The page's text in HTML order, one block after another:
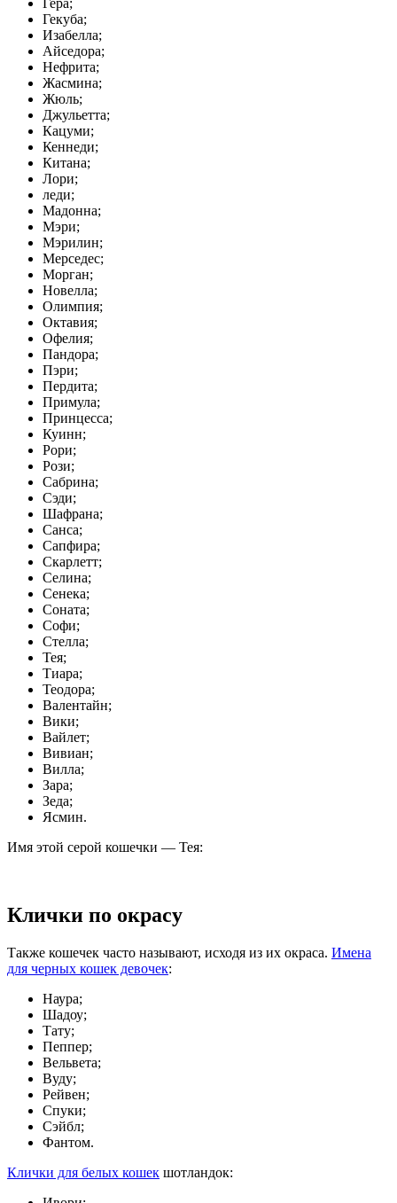
Гера;
Гекуба;
Изабелла;
Айседора;
Нефрита;
Жасмина;
Жюль;
Джульетта;
Кацуми;
Кеннеди;
Китана;
Лори;
леди;
Мадонна;
Мэри;
Мэрилин;
Мерседес;
Морган;
Новелла;
Олимпия;
Октавия;
Офелия;
Пандора;
Пэри;
Пердита;
Примула;
Принцесса;
Куинн;
Рори;
Рози;
Сабрина;
Сэди;
Шафрана;
Санса;
Сапфира;
Скарлетт;
Селина;
Сенека;
Соната;
Софи;
Стелла;
Тея;
Тиара;
Теодора;
Валентайн;
Вики;
Вайлет;
Вивиан;
Вилла;
Зара;
Зеда;
Ясмин.
Имя этой серой кошечки — Тея:
Клички по окрасу
Также кошечек часто называют, исходя из их окраса. Имена
для черных кошек девочек:
Наура;
Шадоу;
Тату;
Пеппер;
Вельвета;
Вуду;
Рейвен;
Спуки;
Сэйбл;
Фантом.
Клички для белых кошек шотландок: